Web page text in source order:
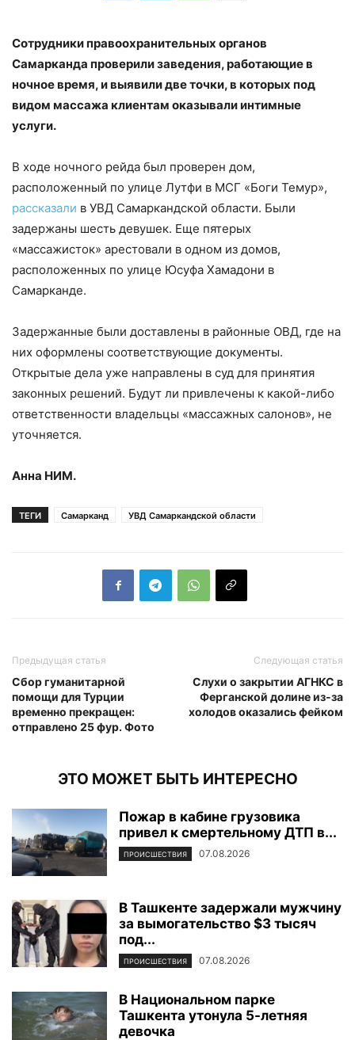
Сотрудники правоохранительных органов
Самарканда проверили заведения, работающие в
ночное время, и выявили две точки, в которых под
видом массажа клиентам оказывали интимные
услуги.
В ходе ночного рейда был проверен дом,
расположенный по улице Лутфи в МСГ «Боги Темур»,
рассказали в УВД Самаркандской области. Были
задержаны шесть девушек. Еще пятерых
«массажисток» арестовали в одном из домов,
расположенных по улице Юсуфа Хамадони в
Самарканде.
Задержанные были доставлены в районные ОВД, где на
них оформлены соответствующие документы.
Открытые дела уже направлены в суд для принятия
законных решений. Будут ли привлечены к какой-либо
ответственности владельцы «массажных салонов», не
уточняется.
Анна НИМ.
ТЕГИ Самарканд УВД Самаркандской области
Предыдущая статья
Сбор гуманитарной
помощи для Турции
временно прекращен:
отправлено 25 фур. Фото
Следующая статья
Слухи о закрытии АГНКС в
Ферганской долине из-за
холодов оказались фейком
ЭТО МОЖЕТ БЫТЬ ИНТЕРЕСНО
Пожар в кабине грузовика
привел к смертельному ДТП в...
ПРОИСШЕСТВИЯ 07.08.2026
В Ташкенте задержали мужчину
за вымогательство $3 тысяч
под...
ПРОИСШЕСТВИЯ 07.08.2026
В Национальном парке
Ташкента утонула 5-летняя
девочка